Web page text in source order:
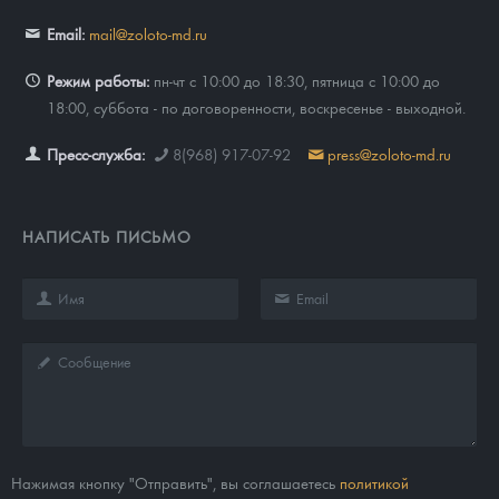
Email: mail@zoloto-md.ru
Режим работы: пн-чт с 10:00 до 18:30, пятница с 10:00 до
18:00, суббота - по договоренности, воскресенье - выходной.
Пресс-служба: 8(968) 917-07-92 press@zoloto-md.ru
НАПИСАТЬ ПИСЬМО
Нажимая кнопку "Отправить", вы соглашаетесь политикой